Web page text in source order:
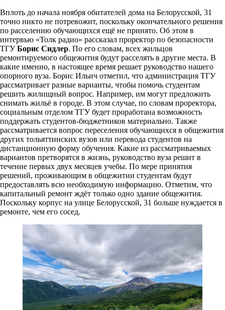
Вплоть до начала ноября обитателей дома на Белорусской, 31
точно никто не потревожит, поскольку окончательного решения
по расселению обучающихся ещё не принято. Об этом в
интервью «Толк радио» рассказал проректор по безопасности
ТГУБорис Сидлер. По его словам, всех жильцов
ремонтируемого общежития будут расселять в другие места. В
какие именно, в настоящее время решает руководство нашего
опорного вуза. Борис Ильич отметил, что администрация ТГУ
рассматривает разные варианты, чтобы помочь студентам
решить жилищный вопрос. Например, им могут предложить
снимать жильё в городе. В этом случае, по словам проректора,
социальным отделом ТГУ будет проработана возможность
поддержать студентов-бюджетников материально. Также
рассматривается вопрос переселения обучающихся в общежития
других тольяттинских вузов или перевода студентов на
дистанционную форму обучения. Какие из рассматриваемых
вариантов претворятся в жизнь, руководство вуза решит в
течение первых двух месяцев учебы. По мере принятия
решений, проживающим в общежитии студентам будут
предоставлять всю необходимую информацию. Отметим, что
капитальный ремонт ждёт только одно здание общежития.
Поскольку корпус на улице Белорусской, 31 больше нуждается в
ремонте, чем его сосед.